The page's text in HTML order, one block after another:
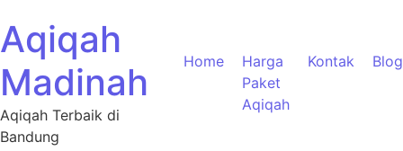
Aqiqah
Madinah
Aqiqah Terbaik di
Bandung
Home
Harga
Paket
Aqiqah
Kontak Blog